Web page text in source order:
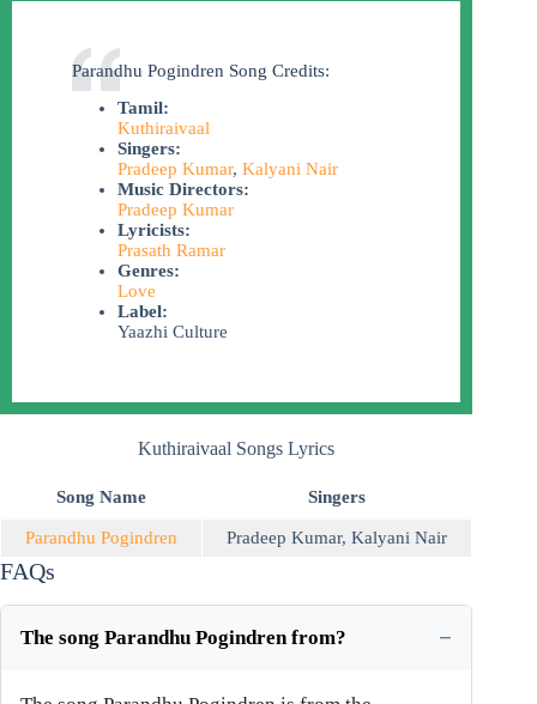
Parandhu Pogindren Song Credits:
Tamil:
Kuthiraivaal
Singers:
Pradeep Kumar, Kalyani Nair
Music Directors:
Pradeep Kumar
Lyricists:
Prasath Ramar
Genres:
Love
Label:
Yaazhi Culture
Kuthiraivaal Songs Lyrics
Song Name Singers
Parandhu Pogindren Pradeep Kumar, Kalyani Nair
FAQs
The song Parandhu Pogindren from?